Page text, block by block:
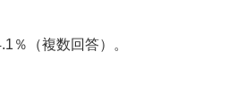
％（複数回答）。